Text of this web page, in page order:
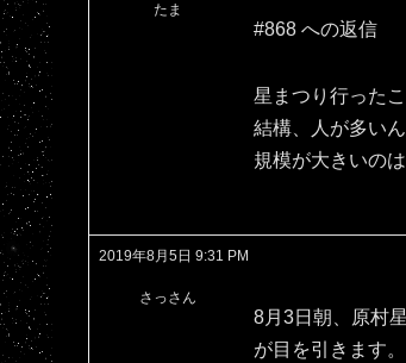
たま
#868 への返信
星まつり行った
結構、人が多いん
規模が大きいの
2019年8月5日 9:31 PM
さっさん
8月3日朝、原村
が目を引きます。